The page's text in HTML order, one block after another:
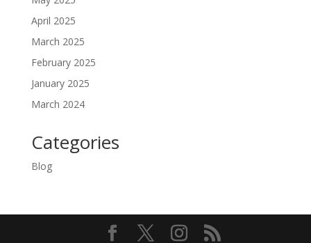
April 2025
March 2025
February 2025
January 2025
March 2024
Categories
Blog